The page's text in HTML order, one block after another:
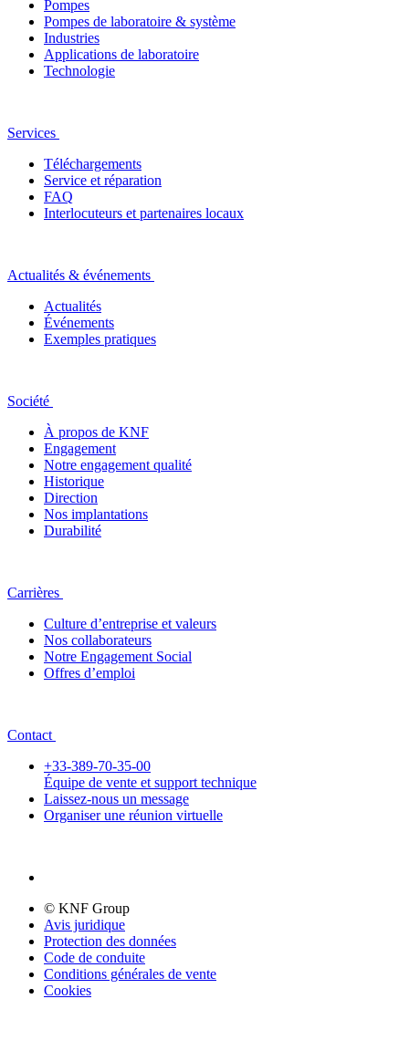
Pompes
Pompes de laboratoire & système
Industries
Applications de laboratoire
Technologie
Services
Téléchargements
Service et réparation
FAQ
Interlocuteurs et partenaires locaux
Actualités & événements
Actualités
Événements
Exemples pratiques
Société
À propos de KNF
Engagement
Notre engagement qualité
Historique
Direction
Nos implantations
Durabilité
Carrières
Culture d’entreprise et valeurs
Nos collaborateurs
Notre Engagement Social
Offres d’emploi
Contact
+33-389-70-35-00
Équipe de vente et support technique
Laissez-nous un message
Organiser une réunion virtuelle
© KNF Group
Avis juridique
Protection des données
Code de conduite
Conditions générales de vente
Cookies